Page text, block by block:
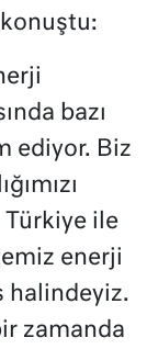
bazı
ediyor. Biz
ile
enerji
halindeyiz.
zamanda